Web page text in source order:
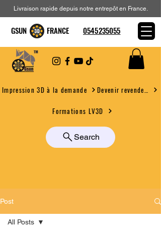
Impression 3D à la demande
Formations LV3D
Search
Livraison rapide depuis notre entrepôt en France.
GSUN FRANCE 0545235055
Post
All Posts